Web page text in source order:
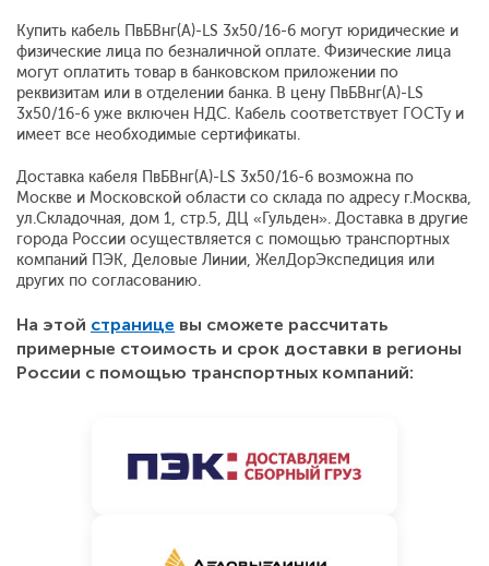
Купить кабель ПвБВнг(A)-LS 3x50/16-6 могут юридические и
физические лица по безналичной оплате. Физические лица
могут оплатить товар в банковском приложении по
реквизитам или в отделении банка. В цену ПвБВнг(A)-LS
3x50/16-6 уже включен НДС. Кабель соответствует ГОСТу и
имеет все необходимые сертификаты.
Доставка кабеля ПвБВнг(A)-LS 3x50/16-6 возможна по
Москве и Московской области со склада по адресу г.Москва,
ул.Складочная, дом 1, стр.5, ДЦ «Гульден». Доставка в другие
города России осуществляется с помощью транспортных
компаний ПЭК, Деловые Линии, ЖелДорЭкспедиция или
других по согласованию.
На этой странице вы сможете рассчитать
примерные стоимость и срок доставки в регионы
России с помощью транспортных компаний: